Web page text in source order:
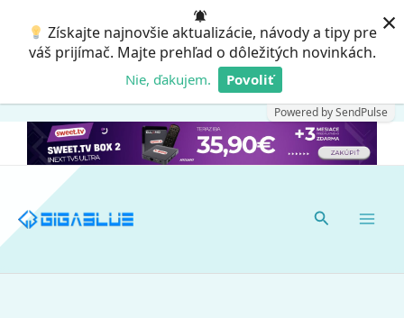
Získajte najnovšie aktualizácie, návody a tipy pre
váš prijímač. Majte prehľad o dôležitých novinkách.
Nie, ďakujem. Povoliť
Powered by SendPulse
×
Hľadať